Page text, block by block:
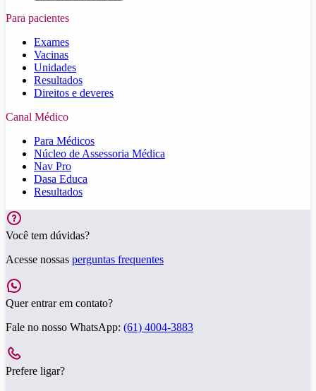
Para pacientes
Exames
Vacinas
Unidades
Resultados
Direitos e deveres
Canal Médico
Para Médicos
Núcleo de Assessoria Médica
Nav Pro
Dasa Educa
Resultados
Você tem dúvidas?
Acesse nossas perguntas frequentes
Quer entrar em contato?
Fale no nosso WhatsApp: (61) 4004-3883
Prefere ligar?